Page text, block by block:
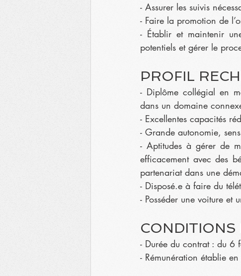
- Assurer les suivis
- Faire la promotion de
- Établir et maintenir
potentiels et gérer le
PROFIL
- Diplôme collégial en
dans un domaine
- Excellentes capacités
- Grande autonomie,
- Aptitudes à gérer de
efficacement avec des
partenariat dans une
- Disposé.e à faire du
- Posséder une voiture et
CONDITIONS
- Durée du contrat : du
- Rémunération établie